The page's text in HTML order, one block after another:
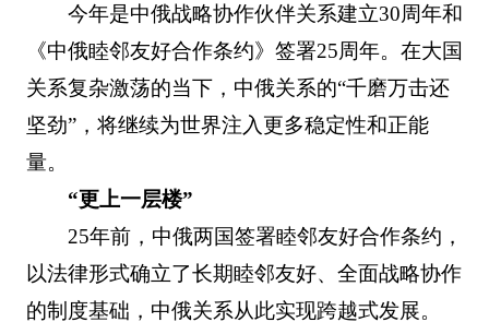
今年是中俄战略协作伙伴关系建立30周年和
《中俄睦邻友好合作条约》签署25周年。在大国
关系复杂激荡的当下，中俄关系的“千磨万击还
坚劲”，将继续为世界注入更多稳定性和正能
量。
“更上一层楼”
25年前，中俄两国签署睦邻友好合作条约，
以法律形式确立了长期睦邻友好、全面战略协作
的制度基础，中俄关系从此实现跨越式发展。